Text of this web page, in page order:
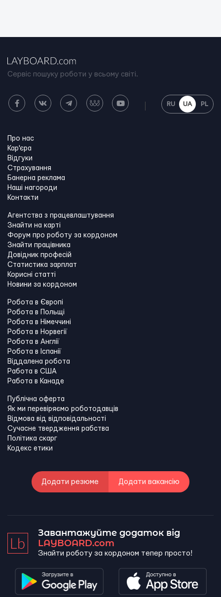
Сервіс пошуку роботи у всьому світі.
RU UA PL
Про нас
Кар'єра
Відгуки
Страхування
Банерна реклама
Наші нагороди
Контакти
Агентства з працевлаштування
Знайти на карті
Форум про роботу за кордоном
Знайти працівника
Довідник професій
Статистика зарплат
Корисні статті
Новини за кордоном
Робота в Європі
Робота в Польщі
Робота в Німеччині
Робота в Норвегії
Робота в Англії
Робота в Іспанії
Віддалена робота
Работа в США
Работа в Канадe
Публічна оферта
Як ми перевіряємо роботодавців
Відмова від відповідальності
Сучасне твердження рабства
Політика скарг
Кодекс етики
Додати резюме Додати вакансію
Завантажуйте додаток від
LAYBOARD.com
Знайти роботу за кордоном тепер просто!